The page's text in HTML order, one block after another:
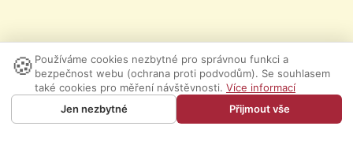
🍪 Používáme cookies nezbytné pro správnou funkci a
bezpečnost webu (ochrana proti podvodům). Se souhlasem
také cookies pro měření návštěvnosti. Více informací
Jen nezbytné
Přijmout vše